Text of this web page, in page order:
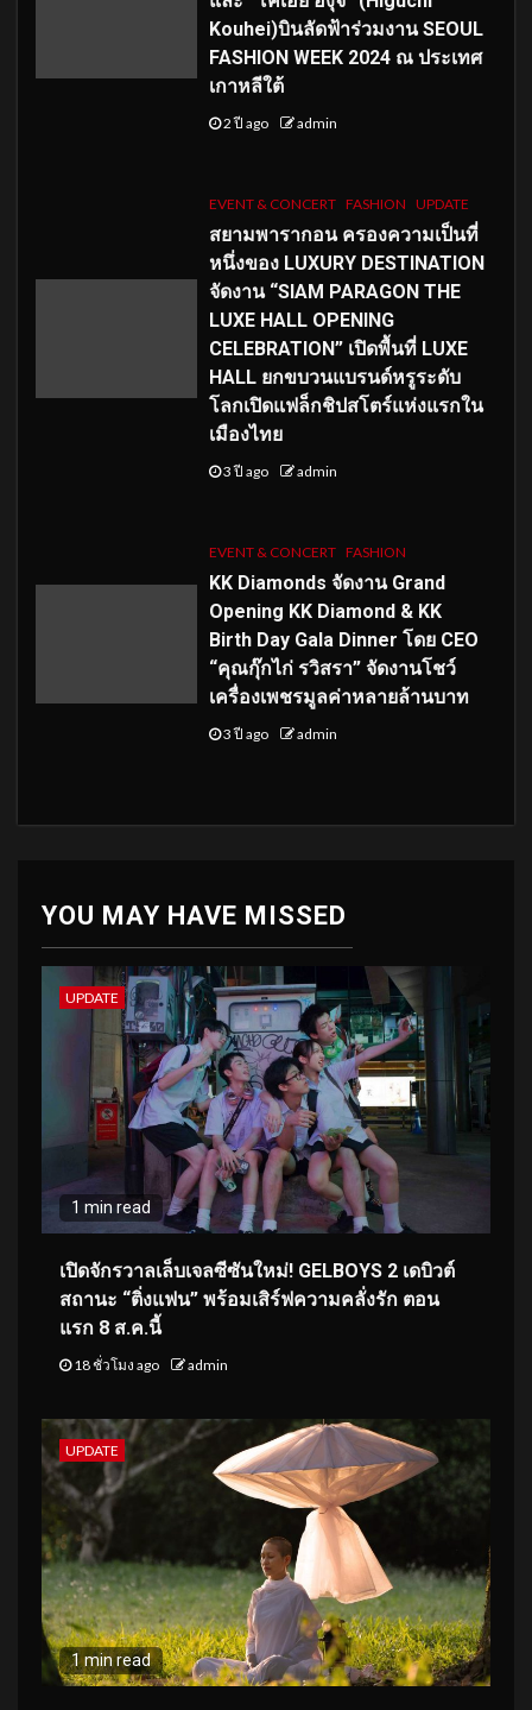
Kouhei)บินลัดฟ้าร่วมงาน SEOUL
FASHION WEEK 2024 ณ ประเทศ
เกาหลีใต้
2 ปี ago admin
EVENT & CONCERT FASHION UPDATE
สยามพารากอน ครองความเป็นที่
หนึ่งของ LUXURY DESTINATION
จัดงาน “SIAM PARAGON THE
LUXE HALL OPENING
CELEBRATION” เปิดพื้นที่ LUXE
HALL ยกขบวนแบรนด์หรูระดับ
โลกเปิดแฟล็กชิปสโตร์แห่งแรกใน
เมืองไทย
3 ปี ago admin
EVENT & CONCERT FASHION
KK Diamonds จัดงาน Grand
Opening KK Diamond & KK
Birth Day Gala Dinner โดย CEO
“คุณกุ๊กไก่ รวิสรา” จัดงานโชว์
เครื่องเพชรมูลค่าหลายล้านบาท
3 ปี ago admin
YOU MAY HAVE MISSED
UPDATE
1 min read
เปิดจักรวาลเล็บเจลซีซันใหม่! GELBOYS 2 เดบิวต์
สถานะ “ติ่งแฟน” พร้อมเสิร์ฟความคลั่งรัก ตอน
แรก 8 ส.ค.นี้
18 ชั่วโมง ago admin
UPDATE
1 min read